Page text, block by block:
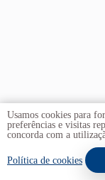
Copyright © 2026 -
Usamos cookies para
preferências e visitas
concorda com a
Política de cookies